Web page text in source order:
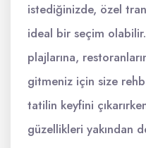
istediğinizde, özel
ideal bir seçim
plajlarına,
gitmeniz için size
tatilin keyfini
güzellikleri yakından